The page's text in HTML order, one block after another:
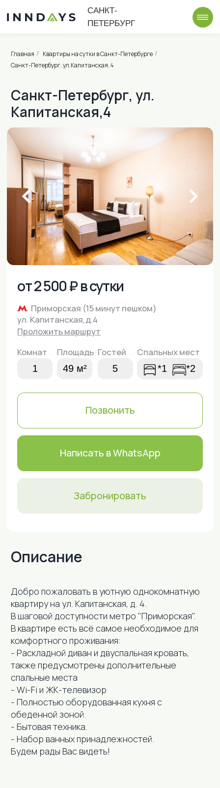
ПЕТЕРБУРГ
Главная / Квартиры на сутки в Санкт-Петербурге /
Санкт-Петербург, ул.Капитанская, 4
Санкт-Петербург, ул.
Капитанская,4
от 2 500 ₽ в сутки
Проложить маршрут
Написать в WhatsApp
Позвонить
Забронировать
ул. Капитанская,д.4
Комнат
Приморская (15 минут пешком)
Площадь Гостей Спальных мест
1 49 м² 5 *2
Описание
Добро пожаловать в уютную однокомнатную
квартиру на ул. Капитанская, д. 4.
В шаговой доступности метро "Приморская".
В квартире есть всё самое необходимое для
комфортного проживания:
- Раскладной диван и двуспальная кровать,
также предусмотрены дополнительные
спальные места
- Wi-Fi и ЖК-телевизор
- Полностью оборудованная кухня с
обеденной зоной.
- Бытовая техника.
- Набор ванных принадлежностей.
Будем рады Вас видеть!